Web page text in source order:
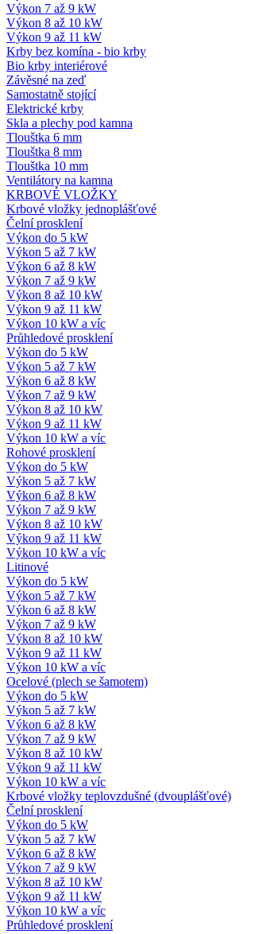
Výkon 7 až 9 kW
Výkon 8 až 10 kW
Výkon 9 až 11 kW
Krby bez komína - bio krby
Bio krby interiérové
Závěsné na zeď
Samostatně stojící
Elektrické krby
Skla a plechy pod kamna
Tlouštka 6 mm
Tlouštka 8 mm
Tlouštka 10 mm
Ventilátory na kamna
KRBOVÉ VLOŽKY
Krbové vložky jednoplášťové
Čelní prosklení
Výkon do 5 kW
Výkon 5 až 7 kW
Výkon 6 až 8 kW
Výkon 7 až 9 kW
Výkon 8 až 10 kW
Výkon 9 až 11 kW
Výkon 10 kW a víc
Průhledové prosklení
Výkon do 5 kW
Výkon 5 až 7 kW
Výkon 6 až 8 kW
Výkon 7 až 9 kW
Výkon 8 až 10 kW
Výkon 9 až 11 kW
Výkon 10 kW a víc
Rohové prosklení
Výkon do 5 kW
Výkon 5 až 7 kW
Výkon 6 až 8 kW
Výkon 7 až 9 kW
Výkon 8 až 10 kW
Výkon 9 až 11 kW
Výkon 10 kW a víc
Litinové
Výkon do 5 kW
Výkon 5 až 7 kW
Výkon 6 až 8 kW
Výkon 7 až 9 kW
Výkon 8 až 10 kW
Výkon 9 až 11 kW
Výkon 10 kW a víc
Ocelové (plech se šamotem)
Výkon do 5 kW
Výkon 5 až 7 kW
Výkon 6 až 8 kW
Výkon 7 až 9 kW
Výkon 8 až 10 kW
Výkon 9 až 11 kW
Výkon 10 kW a víc
Krbové vložky teplovzdušné (dvouplášťové)
Čelní prosklení
Výkon do 5 kW
Výkon 5 až 7 kW
Výkon 6 až 8 kW
Výkon 7 až 9 kW
Výkon 8 až 10 kW
Výkon 9 až 11 kW
Výkon 10 kW a víc
Průhledové prosklení